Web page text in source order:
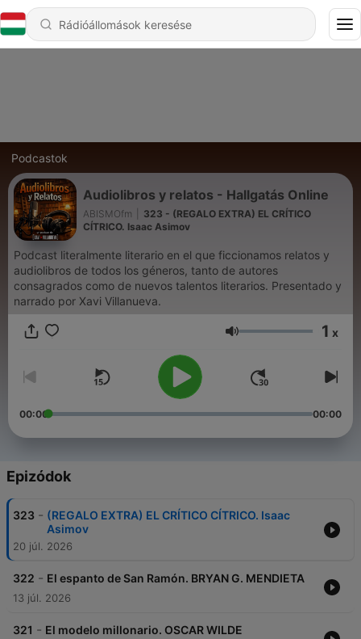
Podcastok
Audiolibros y relatos - Hallgatás Online
ABISMOfm
323 - (REGALO EXTRA) EL CRÍTICO
CÍTRICO. Isaac Asimov
Podcast literalmente literario en el que ficcionamos relatos y
audiolibros de todos los géneros, tanto de autores
consagrados como de nuevos talentos literarios. Presentado y
narrado por Xavi Villanueva.
Hangerő 1 x
00:00 00:00
Epizódok
323 - (REGALO EXTRA) EL CRÍTICO CÍTRICO. Isaac
Asimov
20 júl. 2026
322 - El espanto de San Ramón. BRYAN G. MENDIETA
13 júl. 2026
321 - El modelo millonario. OSCAR WILDE